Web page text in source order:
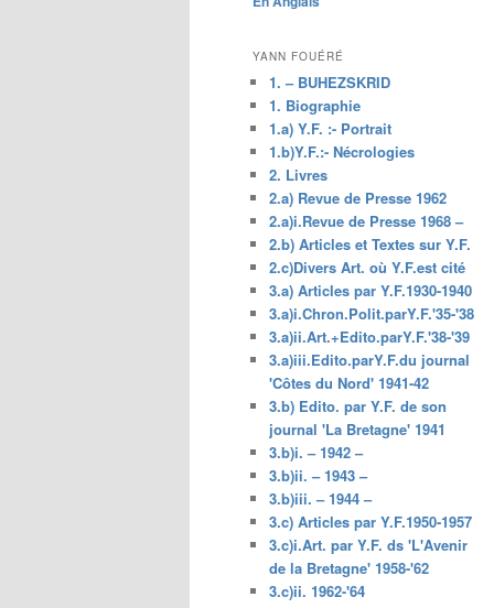
principal
YANN FOUÉRÉ
1. – BUHEZSKRID
1. Biographie
1.a) Y.F. :- Portrait
1.b)Y.F.:- Nécrologies
2. Livres
2.a) Revue de Presse 1962
2.a)i.Revue de Presse 1968 –
2.b) Articles et Textes sur Y.F.
2.c)Divers Art. où Y.F.est cité
3.a) Articles par Y.F.1930-1940
3.a)i.Chron.Polit.parY.F.'35-'38
3.a)ii.Art.+Edito.parY.F.'38-'39
3.a)iii.Edito.parY.F.du journal
'Côtes du Nord' 1941-42
3.b) Edito. par Y.F. de son
journal 'La Bretagne' 1941
3.b)i. – 1942 –
3.b)ii. – 1943 –
3.b)iii. – 1944 –
3.c) Articles par Y.F.1950-1957
3.c)i.Art. par Y.F. ds 'L'Avenir
de la Bretagne' 1958-'62
3.c)ii. 1962-'64